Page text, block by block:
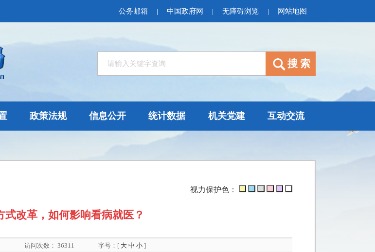
公务邮箱 | 中国政府网 | 无障碍浏览 | 网站地图
政策法规 信息公开 统计数据 机关党建 互动交流
视力保护色：
式改革，如何影响看病就医？
访问次数： 36311 字号：[ 大 中 小]